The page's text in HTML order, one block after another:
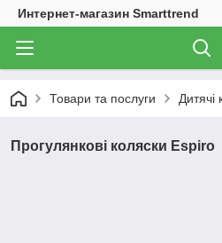
Интернет-магазин Smarttrend
Товари та послуги Дитячі
Прогулянкові коляски Espiro